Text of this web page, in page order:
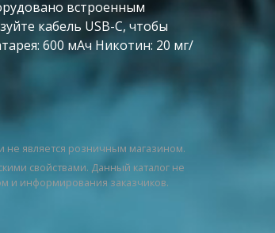
встроенным
кабель USB-C, чтобы
600 мАч Никотин: 20 мг/
является розничным магазином.
свойствами. Данный каталог не
и информирования заказчиков.